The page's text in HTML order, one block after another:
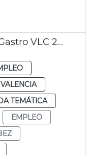
Formación Escuela Taller Gastro VLC 2024 València
VALENCIA
TEMÁTICA
EMPLEO